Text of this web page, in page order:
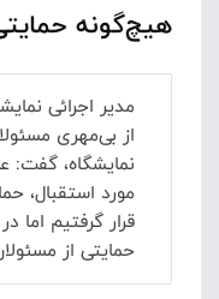
هیچ‌گونه
مدیر اجرائی
از بی‌مهری
مورد استقبال،
قرار گرفتیم اما
حمایتی از